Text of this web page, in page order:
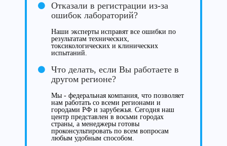
Отказали в регистрации из-за
ошибок лабораторий?
Наши эксперты исправят все ошибки по
результатам технических,
токсикологических и клинических
испытаний.
Что делать, если Вы работаете в
другом регионе?
Мы - федеральная компания, что позволяет
нам работать со всеми регионами и
городами РФ и зарубежья. Сегодня наш
центр представлен в восьми городах
страны, а менеджеры готовы
проконсультировать по всем вопросам
любым удобным способом.